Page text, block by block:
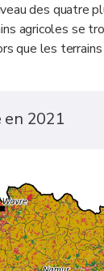
des quatre
agricoles se
que les
2021